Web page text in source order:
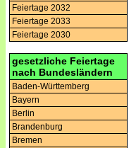
Feiertage 2032
Feiertage 2033
Feiertage 2030
gesetzliche Feiertage
nach Bundesländern
Baden-Württemberg
Bayern
Berlin
Brandenburg
Bremen